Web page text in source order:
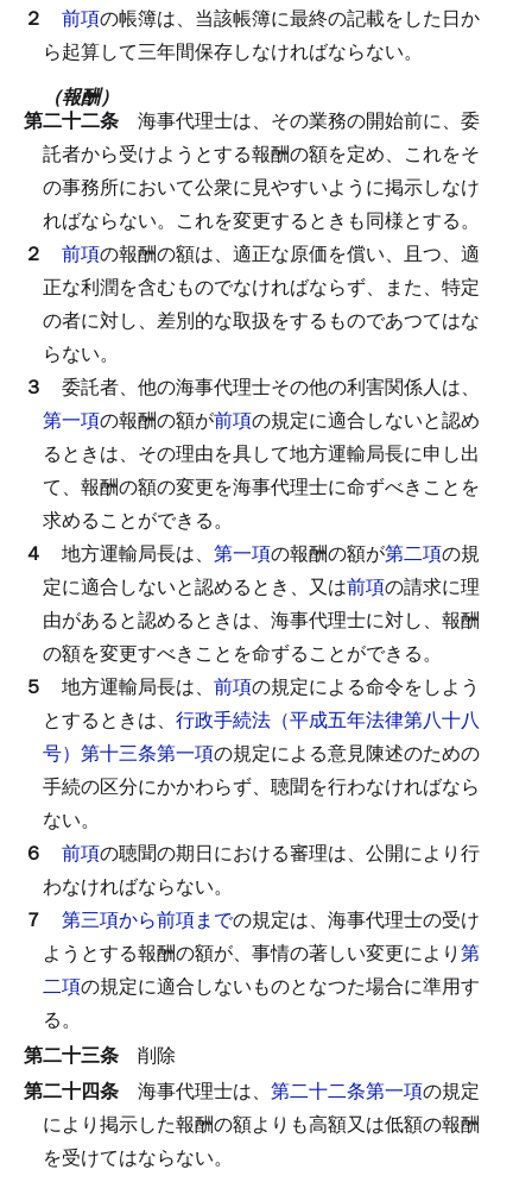
２ 前項の帳簿は、当該帳簿に最終の記載をした日か
ら起算して三年間保存しなければならない。
（報酬）
第二十二条 海事代理士は、その業務の開始前に、委
託者から受けようとする報酬の額を定め、これをそ
の事務所において公衆に見やすいように掲示しなけ
ればならない。 これを変更するときも同様とする。
２ 前項の報酬の額は、適正な原価を償い、且つ、適
正な利潤を含むものでなければならず、また、特定
の者に対し、差別的な取扱をするものであつてはな
らない。
３ 委託者、他の海事代理士その他の利害関係人は、
第一項の報酬の額が前項の規定に適合しないと認め
るときは、その理由を具して地方運輸局長に申し出
て、報酬の額の変更を海事代理士に命ずべきことを
求めることができる。
４ 地方運輸局長は、 第一項の報酬の額が第二項の規
定に適合しないと認めるとき、又は前項の請求に理
由があると認めるときは、海事代理士に対し、報酬
の額を変更すべきことを命ずることができる。
５ 地方運輸局長は、 前項の規定による命令をしよう
とするときは、 行政手続法（平成五年法律第八十八
号）第十三条第一項の規定による意見陳述のための
手続の区分にかかわらず、聴聞を行わなければなら
ない。
６ 前項の聴聞の期日における審理は、公開により行
わなければならない。
７ 第三項から前項までの規定は、海事代理士の受け
ようとする報酬の額が、事情の著しい変更により第
二項の規定に適合しないものとなつた場合に準用す
る。
第二十三条 削除
第二十四条 海事代理士は、 第二十二条第一項の規定
により掲示した報酬の額よりも高額又は低額の報酬
を受けてはならない。